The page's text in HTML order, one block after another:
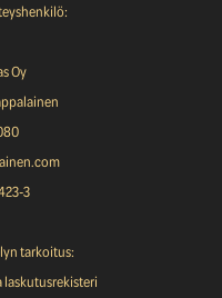
Oy
3
tarkoitus:
laskutusrekisteri